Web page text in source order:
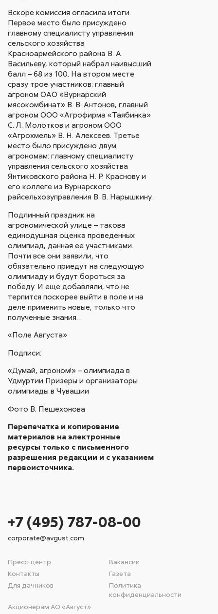
Вскоре комиссия огласила итоги.
Первое место было присуждено
главному специалисту управления
сельского хозяйства
Красноармейского района В. А.
Васильеву, который набрал наивысший
балл – 68 из 100. На втором месте
сразу трое участников: главный
агроном ОАО «Вурнарский
мясокомбинат» В. В. Антонов, главный
агроном ООО «Агрофирма «Таябинка»
С. Л. Молотков и агроном ООО
«Агрохмель» В. Н. Алексеев. Третье
место было присуждено двум
агрономам: главному специалисту
управления сельского хозяйства
Янтиковского района Н. Р. Краснову и
его коллеге из Вурнарского
райсельхозуправления В. В. Нарышкину.
Подлинный праздник на
агрономической улице – такова
единодушная оценка проведенных
олимпиад, данная ее участниками.
Почти все они заявили, что
обязательно приедут на следующую
олимпиаду и будут бороться за
победу. И еще добавляли, что не
терпится поскорее выйти в поле и на
деле применить новые, только что
полученные знания…
«Поле Августа»
Подписи:
«Думай, агроном!» – олимпиада в
Удмуртии Призеры и организаторы
олимпиады в Чувашии
Фото В. Пешехонова
Перепечатка и копирование
материалов на электронные
ресурсы только с письменного
разрешения редакции и с указанием
первоисточника.
Пресс-центр
Вакансии
Контакты
Газета
Для дачников
Политика
конфиденциальности
Акционерам АО «Август»
+7 (495) 787-08-00
corporate@avgust.com